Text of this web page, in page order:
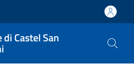
di Castel San